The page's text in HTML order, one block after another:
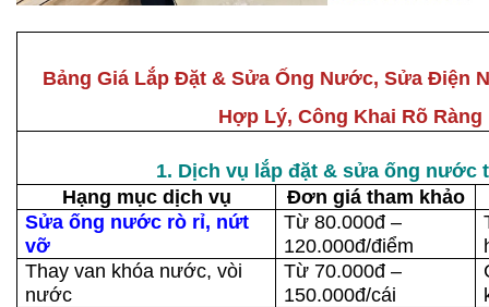
Bảng Giá Lắp Đặt & Sửa Ống Nước, Sửa Điện
Hợp Lý, Công Khai Rõ Ràng
1. Dịch vụ lắp đặt & sửa ống nước
Hạng mục dịch vụ
Đơn giá tham khảo
Sửa ống nước rò rỉ, nứt
vỡ
Từ 80.000đ –
120.000đ/điểm
Thay van khóa nước, vòi
nước
Từ 70.000đ –
150.000đ/cái